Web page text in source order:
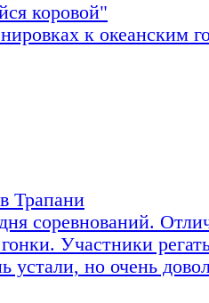
коровой"
к океанским
Трапани
соревнований.
Участники
устали, но очень